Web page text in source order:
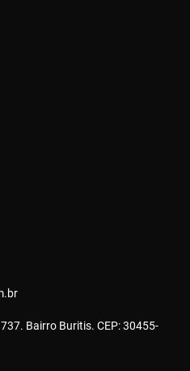
Bairro Buritis. CEP: 30455-